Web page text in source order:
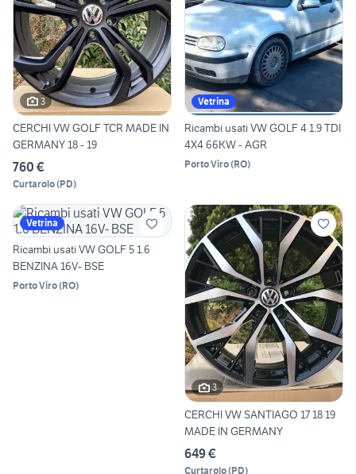
3
CERCHI VW GOLF TCR MADE IN
GERMANY 18 - 19
760 €
Curtarolo(PD)
Vetrina
Ricambi usati VW GOLF 4 1.9 TDI
4X4 66KW - AGR
Porto Viro(RO)
Vetrina
Ricambi usati VW GOLF 5 1.6
BENZINA 16V- BSE
Porto Viro(RO)
3
CERCHI VW SANTIAGO 17 18 19
MADE IN GERMANY
649 €
Curtarolo(PD)